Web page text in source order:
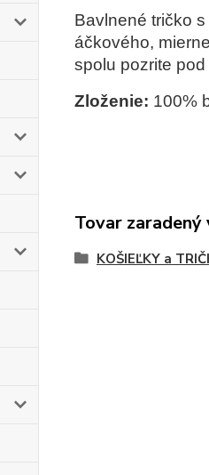
Bavlnené tričko
áčkového,
spolu pozrite
Zloženie: 100%
Tovar
KOŠIEĽKY a